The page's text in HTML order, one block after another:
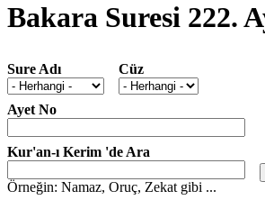
Bakara Suresi 222.
Sure Adı Cüz
Ayet No
Kur'an-ı Kerim 'de Ara
Örneğin: Namaz, Oruç, Zekat gibi ...